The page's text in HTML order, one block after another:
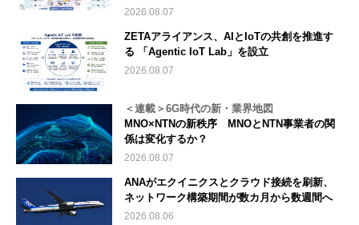
2026.08.07
ZETAアライアンス、AIとIoTの共創を推進す
る 「Agentic IoT Lab」を設立
2026.08.07
＜連載＞6G時代の新・業界地図
MNO×NTNの新秩序 MNOとNTN事業者の関
係は変化するか？
2026.08.07
ANAがエクイニクスとクラウド接続を刷新、
ネットワーク構築期間が数カ月から数週間へ
2026.08.06